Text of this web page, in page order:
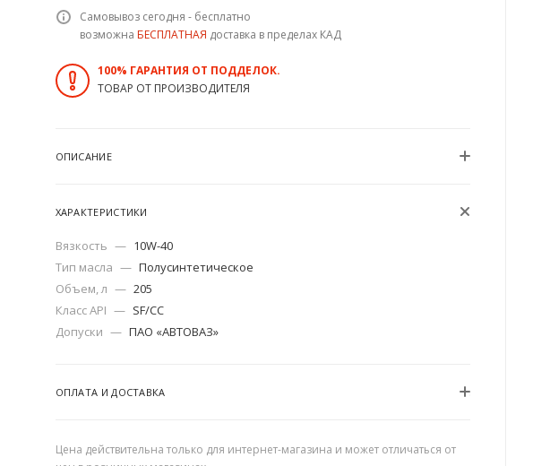
Самовывоз сегодня - бесплатно
возможна БЕСПЛАТНАЯ доставка в пределах КАД
100% ГАРАНТИЯ ОТ ПОДДЕЛОК.
ТОВАР ОТ ПРОИЗВОДИТЕЛЯ
ОПИСАНИЕ
ХАРАКТЕРИСТИКИ
Вязкость — 10W-40
Тип масла — Полусинтетическое
Объем, л — 205
Класс API — SF/CC
Допуски — ПАО «АВТОВАЗ»
ОПЛАТА И ДОСТАВКА
Цена действительна только для интернет-магазина и может отличаться от